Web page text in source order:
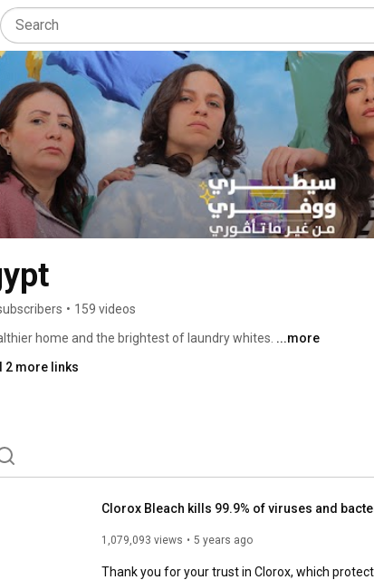
• 159 videos
home and the brightest of laundry whites. ...more
2 more links
1,079,093 views 5 years ago
Thank you for your trust in Clorox, which